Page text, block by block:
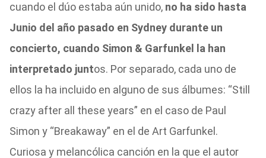
cuando el dúo estaba aún unido, no ha sido hasta
Junio del año pasado en Sydney durante un
concierto, cuando Simon & Garfunkel la han
interpretado juntos. Por separado, cada uno de
ellos la ha incluido en alguno de sus álbumes: “Still
crazy after all these years” en el caso de Paul
Simon y “Breakaway” en el de Art Garfunkel.
Curiosa y melancólica canción en la que el autor